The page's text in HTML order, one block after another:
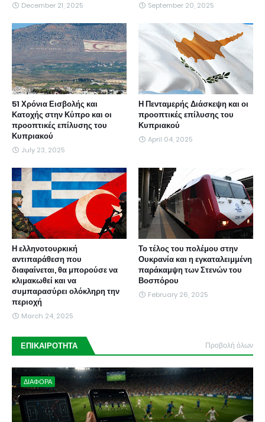
December 21, 2025 September 20, 2025
51 Χρόνια Εισβολής και
Κατοχής στην Κύπρο και οι
προοπτικές επίλυσης του
Κυπριακού
July 23, 2025
Η Πενταμερής Διάσκεψη και οι
προοπτικές επίλυσης του
Κυπριακού
April 04, 2025
Η ελληνοτουρκική
αντιπαράθεση που
διαφαίνεται, θα μπορούσε να
κλιμακωθεί και να
συμπαρασύρει ολόκληρη την
περιοχή
March 24, 2025
Το τέλος του πολέμου στην
Ουκρανία και η εγκαταλειμμένη
παράκαμψη των Στενών του
Βοσπόρου
February 26, 2025
ΕΠΙΚΑΙΡΟΤΗΤΑ Προβολή όλων
ΔΙΑΦΟΡΑ